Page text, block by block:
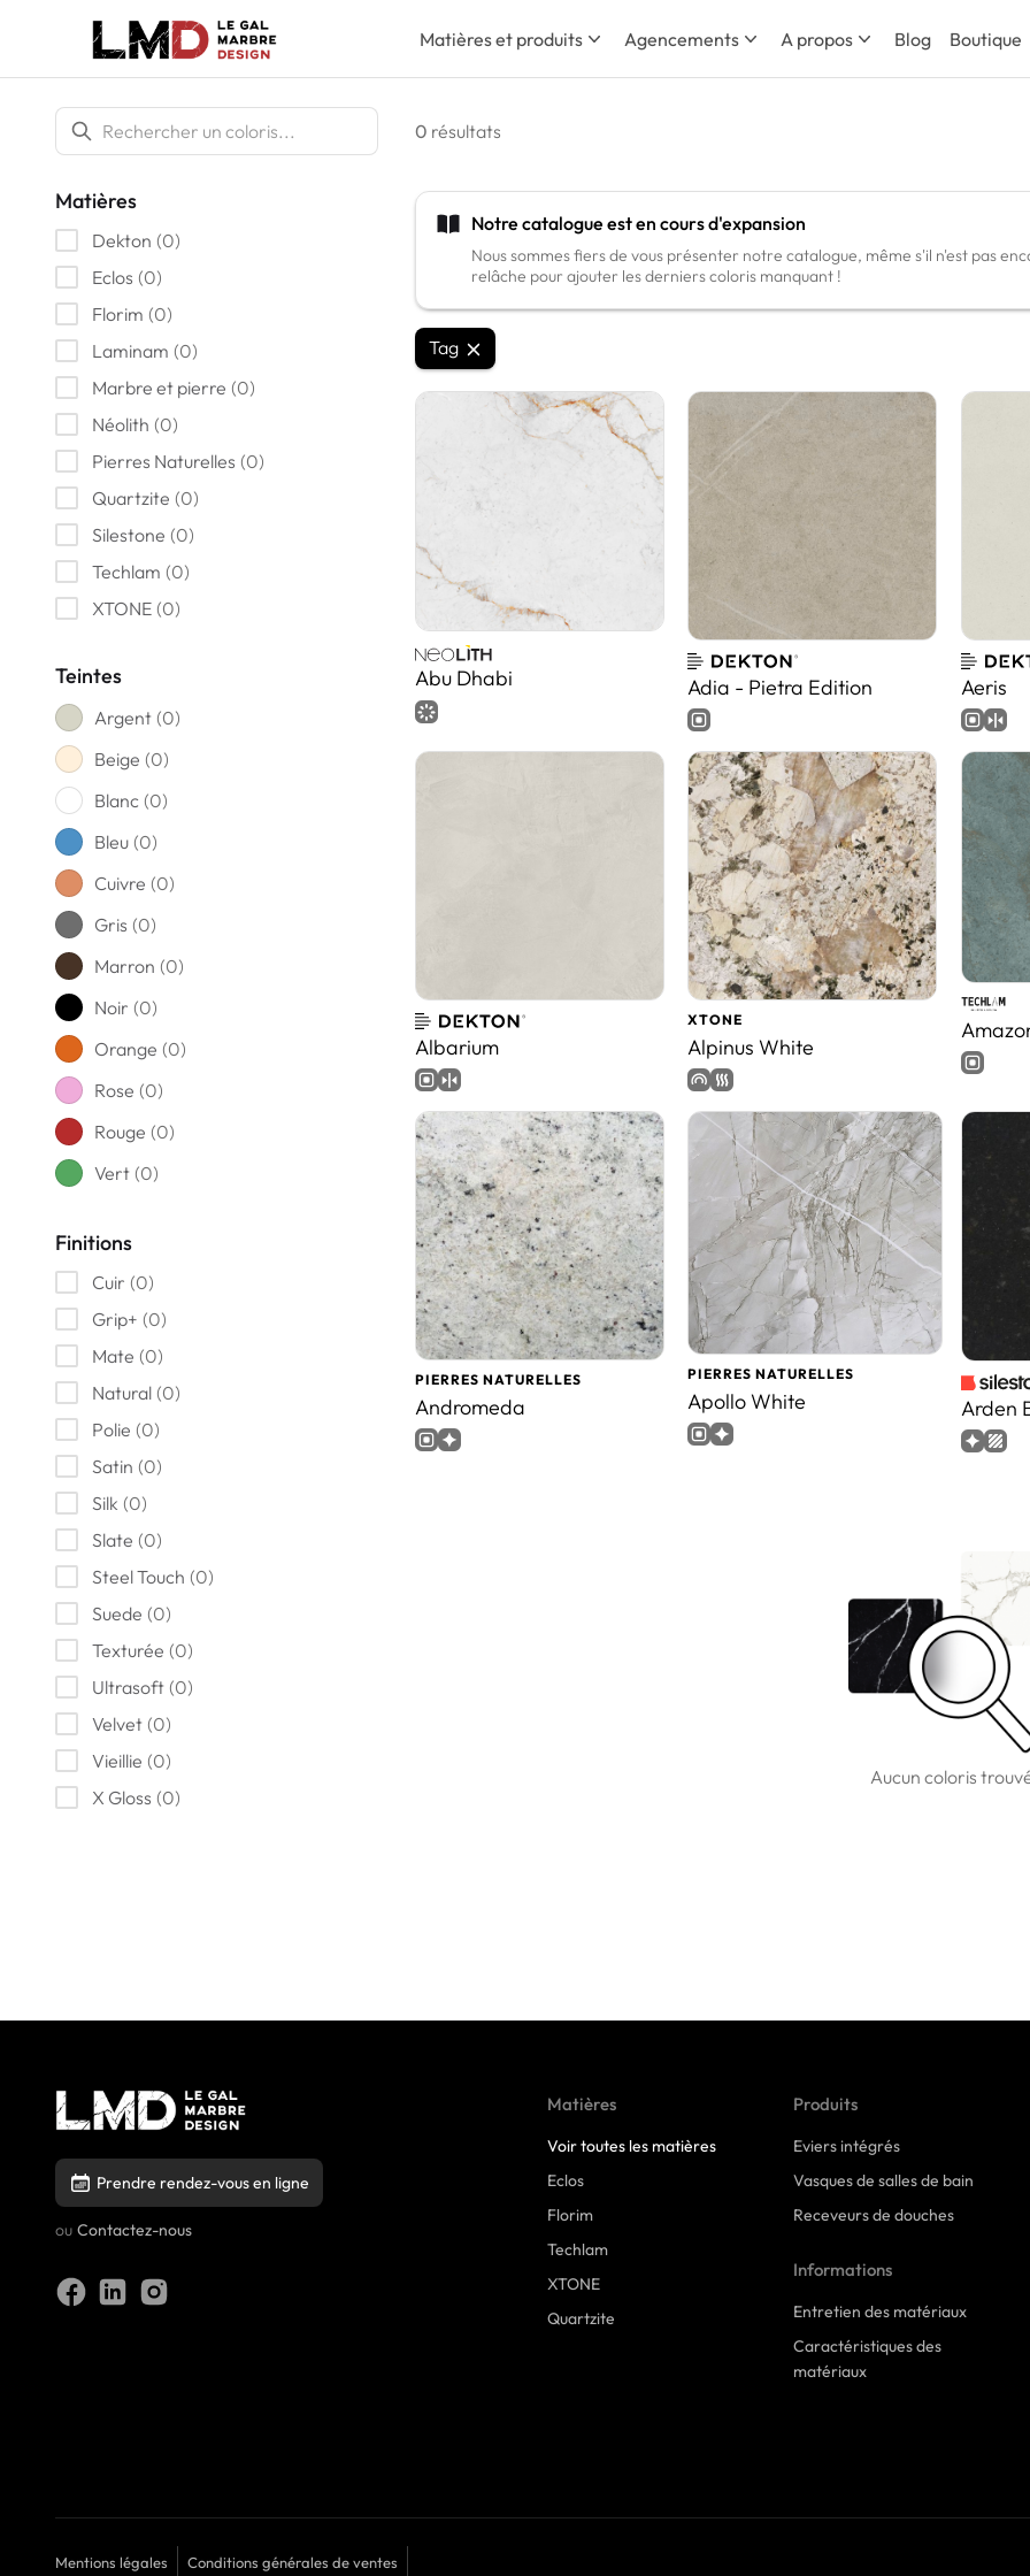
Matières et produits Agencements A propos Blog Boutique
Matières
Dekton (0)
Eclos (0)
Florim (0)
Laminam (0)
Marbre et pierre (0)
Néolith (0)
Pierres Naturelles (0)
Quartzite (0)
Silestone (0)
Techlam (0)
XTONE (0)
Teintes
Argent (0)
Beige (0)
Blanc (0)
Bleu (0)
Cuivre (0)
Gris (0)
Marron (0)
Noir (0)
Orange (0)
Rose (0)
Rouge (0)
Vert (0)
Finitions
Cuir (0)
Grip+ (0)
Mate (0)
Natural (0)
Polie (0)
Satin (0)
Silk (0)
Slate (0)
Steel Touch (0)
Suede (0)
Texturée (0)
Ultrasoft (0)
Velvet (0)
Vieillie (0)
X Gloss (0)
0 résultats
Notre catalogue est en cours d'expansion
Nous sommes fiers de vous présenter notre catalogue, même s'il n'est pas
relâche pour ajouter les derniers coloris manquant !
Tag
Abu Dhabi Adia - Pietra Edition Aeris
Albarium
XTONE
Alpinus White
PIERRES NATURELLES
Andromeda
PIERRES NATURELLES
Apollo White Arden
Aucun coloris
Prendre rendez-vous en ligne
ou Contactez-nous
Matières
Voir toutes les matières
Eclos
Florim
Techlam
XTONE
Quartzite
Produits
Eviers intégrés
Vasques de salles de bain
Receveurs de douches
Informations
Entretien des matériaux
Caractéristiques des
matériaux
Mentions légales Conditions générales de ventes